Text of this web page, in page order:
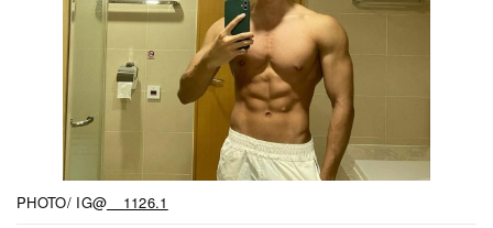
PHOTO/ IG@ __1126.1